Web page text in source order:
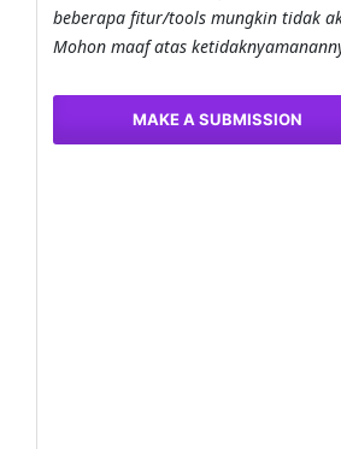
beberapa fitur/tools mungkin tidak
Mohon maaf atas
MAKE A SUBMISSION